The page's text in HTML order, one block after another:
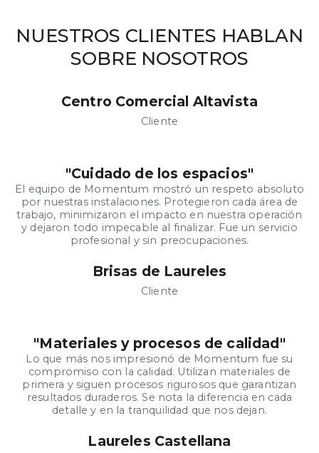
NUESTROS CLIENTES HABLAN
SOBRE NOSOTROS
Centro Comercial Altavista
Cliente
"Cuidado de los espacios"
El equipo de Momentum mostró un respeto absoluto
por nuestras instalaciones. Protegieron cada área de
trabajo, minimizaron el impacto en nuestra operación
y dejaron todo impecable al finalizar. Fue un servicio
profesional y sin preocupaciones.
Brisas de Laureles
Cliente
"Materiales y procesos de calidad"
Lo que más nos impresionó de Momentum fue su
compromiso con la calidad. Utilizan materiales de
primera y siguen procesos rigurosos que garantizan
resultados duraderos. Se nota la diferencia en cada
detalle y en la tranquilidad que nos dejan.
Laureles Castellana